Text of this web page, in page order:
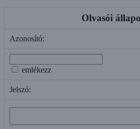
Olvasói
Azonosító:
emlékezz
Jelszó: